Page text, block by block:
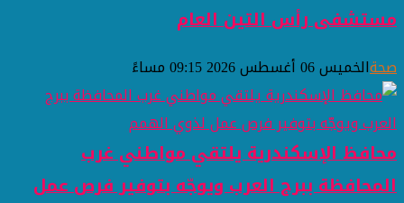
مستشفى رأس التين العام
صحةالخميس 06 أغسطس 2026 09:15 مساءً
محافظ الإسكندرية يلتقي مواطني غرب
المحافظة ببرج العرب ويوجّه بتوفير فرص عمل